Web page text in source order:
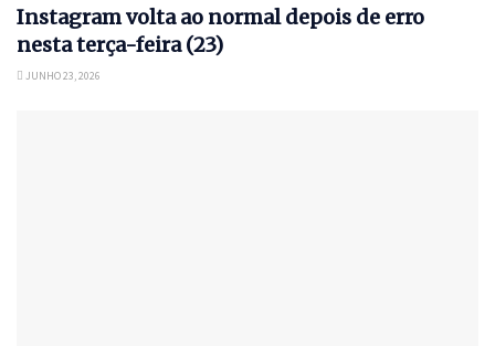
Instagram volta ao normal depois de erro
nesta terça-feira (23)
JUNHO 23, 2026